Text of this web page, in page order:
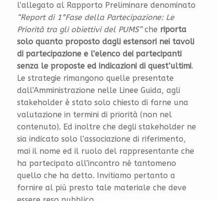
l’allegato al Rapporto Preliminare denominato
“Report di 1°Fase della Partecipazione: Le
Priorità tra gli obiettivi del PUMS”che riporta
solo quanto proposto dagli estensori nei tavoli
di partecipazione e l’elenco dei partecipanti
senza le proposte ed indicazioni di quest’ultimi.
Le strategie rimangono quelle presentate
dall’Amministrazione nelle Linee Guida, agli
stakeholder è stato solo chiesto di farne una
valutazione in termini di priorità (non nel
contenuto). Ed inoltre che degli stakeholder ne
sia indicato solo l’associazione di riferimento,
mai il nome ed il ruolo del rappresentante che
ha partecipato all’incontro né tantomeno
quello che ha detto. Invitiamo pertanto a
fornire al più presto tale materiale che deve